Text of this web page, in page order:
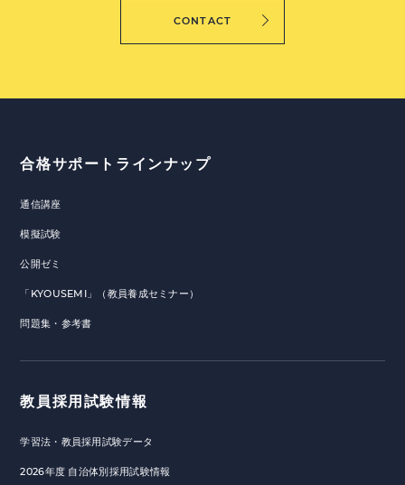
CONTACT
合格サポートラインナップ
通信講座
模擬試験
公開ゼミ
「KYOUSEMI」（教員養成セミナー）
問題集・参考書
教員採用試験情報
学習法・教員採用試験データ
2026年度 自治体別採用試験情報